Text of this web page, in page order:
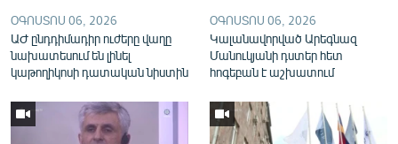
English
Русский
ՕԳՈՍՏՈՍ 06, 2026
ԱԺ ընդդիմադիր ուժերը վաղը
նախատեսում են լինել
կաթողիկոսի դատական նիստին
ՕԳՈՍՏՈՍ 06, 2026
Կալանավորված Արեգնազ
Մանուկյանի դստեր հետ
հոգեբան է աշխատում